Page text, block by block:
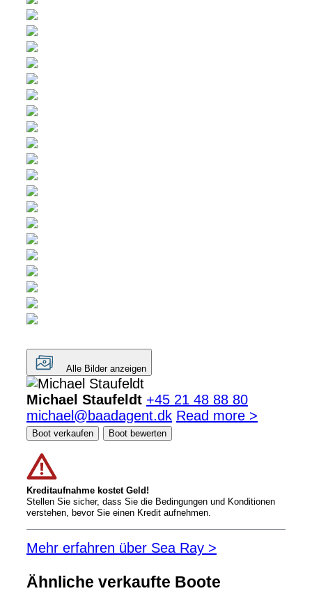
Alle Bilder anzeigen
Michael Staufeldt +45 21 48 88 80
michael@baadagent.dk Read more >
Boot verkaufen Boot bewerten
Kreditaufnahme kostet Geld!
Stellen Sie sicher, dass Sie die Bedingungen und Konditionen
verstehen, bevor Sie einen Kredit aufnehmen.
Mehr erfahren über Sea Ray >
Ähnliche verkaufte Boote